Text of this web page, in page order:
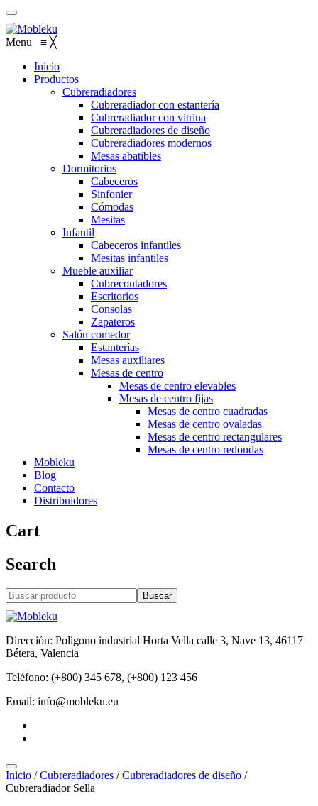
Menu ≡ ╳
Inicio
Productos
Cubreradiadores
Cubreradiador con estantería
Cubreradiador con vitrina
Cubreradiadores de diseño
Cubreradiadores modernos
Mesas abatibles
Dormitorios
Cabeceros
Sinfonier
Cómodas
Mesitas
Infantil
Cabeceros infantiles
Mesitas infantiles
Mueble auxiliar
Cubrecontadores
Escritorios
Consolas
Zapateros
Salón comedor
Estanterías
Mesas auxiliares
Mesas de centro
Mesas de centro elevables
Mesas de centro fijas
Mesas de centro cuadradas
Mesas de centro ovaladas
Mesas de centro rectangulares
Mesas de centro redondas
Mobleku
Blog
Contacto
Distribuidores
Cart
Search
Buscar
Dirección: Poligono industrial Horta Vella calle 3, Nave 13, 46117
Bétera, Valencia
Teléfono: (+800) 345 678, (+800) 123 456
Email: info@mobleku.eu
Inicio / Cubreradiadores / Cubreradiadores de diseño /
Cubreradiador Sella